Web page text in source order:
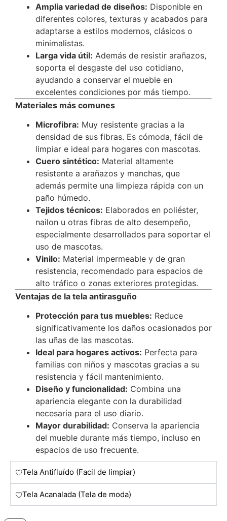
Amplia variedad de diseños: Disponible en
diferentes colores, texturas y acabados para
adaptarse a estilos modernos, clásicos o
minimalistas.
Larga vida útil: Además de resistir arañazos,
soporta el desgaste del uso cotidiano,
ayudando a conservar el mueble en
excelentes condiciones por más tiempo.
Materiales más comunes
Microfibra: Muy resistente gracias a la
densidad de sus fibras. Es cómoda, fácil de
limpiar e ideal para hogares con mascotas.
Cuero sintético: Material altamente
resistente a arañazos y manchas, que
además permite una limpieza rápida con un
paño húmedo.
Tejidos técnicos: Elaborados en poliéster,
nailon u otras fibras de alto desempeño,
especialmente desarrollados para soportar el
uso de mascotas.
Vinilo: Material impermeable y de gran
resistencia, recomendado para espacios de
alto tráfico o zonas exteriores protegidas.
Ventajas de la tela antirasguño
Protección para tus muebles: Reduce
significativamente los daños ocasionados por
las uñas de las mascotas.
Ideal para hogares activos: Perfecta para
familias con niños y mascotas gracias a su
resistencia y fácil mantenimiento.
Diseño y funcionalidad: Combina una
apariencia elegante con la durabilidad
necesaria para el uso diario.
Mayor durabilidad: Conserva la apariencia
del mueble durante más tiempo, incluso en
espacios de uso frecuente.
Tela Antifluído (Facil de limpiar)
Tela Acanalada (Tela de moda)